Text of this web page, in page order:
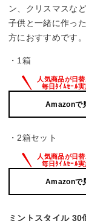
ン、クリスマスな
子供と一緒に作っ
方におすすめです。
・1箱
Amazonで
・2箱セット
Amazonで
ミントスタイル 30